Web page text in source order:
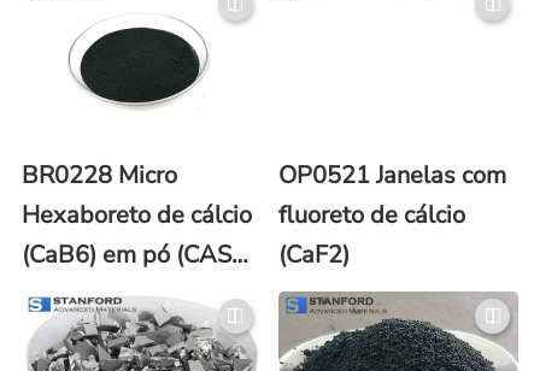
BR0228 Micro
Hexaboreto de cálcio
(CaB6) em pó (CAS
NO. 12007-99-7)
OP0521 Janelas com
fluoreto de cálcio
(CaF2)